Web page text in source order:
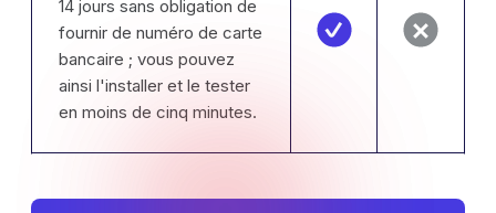
14 jours sans obligation de
fournir de numéro de carte
bancaire ; vous pouvez
ainsi l'installer et le tester
en moins de cinq minutes.